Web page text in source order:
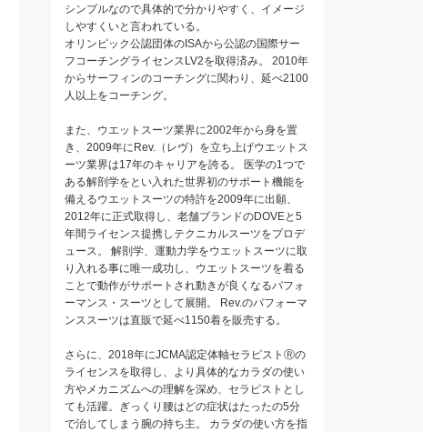
シンプルなので具体的で分かりやすく、イメージ
しやすくいと言われている。
オリンピック公認団体のISAから公認の国際サー
フコーチングライセンスLV2を取得済み。 2010年
からサーフィンのコーチングに関わり、延べ2100
人以上をコーチング。
また、ウエットスーツ業界に2002年から身を置
き、2009年にRev.（レヴ）を立ち上げウエットス
ーツ業界は17年のキャリアを誇る。 医学の1つで
ある解剖学をとい入れた世界初のサポート機能を
備えるウエットスーツの特許を2009年に出願、
2012年に正式取得し、老舗ブランドのDOVEと5
年間ライセンス提携しテクニカルスーツをプロデ
ュース。 解剖学、運動力学をウエットスーツに取
り入れる事に唯一成功し、ウエットスーツを着る
ことで動作がサポートされ動きが良くなるパフォ
ーマンス・スーツとして展開。 Rev.のパフォーマ
ンススーツは直販で延べ1150着を販売する。
さらに、2018年にJCMA認定体軸セラピストⓇの
ライセンスを取得し、より具体的なカラダの使い
方やメカニズムへの理解を深め、セラピストとし
ても活躍。ぎっくり腰はどの症状はたったの5分
で治してしまう腕の持ち主。 カラダの使い方を指